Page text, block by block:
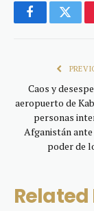
Facebook
Caos y
aeropuerto de
personas
Afganistán
poder de
Related